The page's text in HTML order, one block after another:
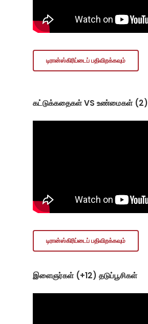
டிரான்ஸ்கிரிப்டைப் பதிவிறக்கவும்
கட்டுக்கதைகள் VS உண்மைகள் (2)
டிரான்ஸ்கிரிப்டைப் பதிவிறக்கவும்
இளைஞர்கள் (+12) தடுப்பூசிகள்